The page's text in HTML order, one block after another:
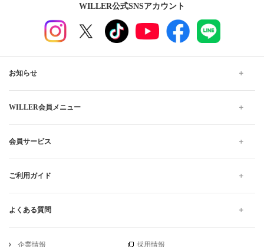
WILLER公式SNSアカウント
お知らせ
WILLER会員メニュー
会員サービス
ご利用ガイド
よくある質問
企業情報 採用情報